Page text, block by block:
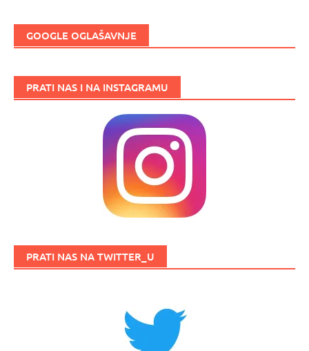
GOOGLE OGLAŠAVNJE
PRATI NAS I NA INSTAGRAMU
PRATI NAS NA TWITTER_U